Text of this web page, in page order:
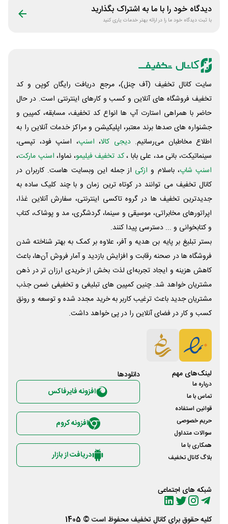
دیدگاه خود را با ما به اشتراک بگذارید
با ثبت دیدگاه خود ما را در ارائه بهتر خدمات یاری کنید
سایت کانال تخفیف (آف چنل)، مرجع دریافت رایگان کوپن و کد
تخفیف فروشگاه های آنلاین و کسب و‌ کارهای اینترنتی است. در حال
حاضر با همراهی استارت آپ ها انواع کد تخفیف، مسابقه، کمپین و
جشنواره های صدها برند معتبر، اپلیکیشن و مراکز خدمات آنلاین را به
اطلاع مخاطبان می‌رسانیم. دیجی کالا، اسنپ، اسنپ فود، تپسی،
سینماتیکت، بانی مد، علی‌ بابا ،کد تخفیف فیلیمو، نماوا، اسنپ مارکت،
اسنپ شاپ، باسلام و ازکی از جمله این وبسایت ‌هاست. کاربران در
کانال تخفیف می توانند در کوتاه ترین زمان و با چند کلیک ساده به
جدیدترین تخفیف ها در گروه تاکسی اینترنتی، سفارش آنلاین غذا،
اپراتورهای مخابراتی، موسیقی و سینما، گردشگری، مد و پوشاک، کتاب
و کتابخوانی و ... دسترسی پیدا کنند.
بستر تبلیغ بر پایه بن هدیه و آفر، علاوه بر کمک به بهتر شناخته شدن
فروشگاه ها در صحنه رقابت و افزایش بازدید و آمار فروش آن‌ها، باعث
کاهش هزینه و ایجاد تجربه‌ای لذت بخش از خریدی ارزان تر در ذهن
مشتریان خواهد شد. چنین کمپین های تبلیغی و تخفیفی ضمن جذب
مشتریان جدید باعث ترغیب کاربر به خرید مجدد شده و توسعه و رونق
کسب و کار در فضای آنلاین را در پی خواهد داشت.
لینک‌های مهم
درباره ما
تماس با ما
قوانین استفاده
حریم خصوصی
سوالات متداول
همکاری با ما
بلاگ کانال تخفیف
شبکه های اجتماعی
دانلود‌ها
افزونه فایرفاکس
افزونه کروم
دریافت از بازار
کلیه حقوق برای کانال تخفیفمحفوظ است © 1405